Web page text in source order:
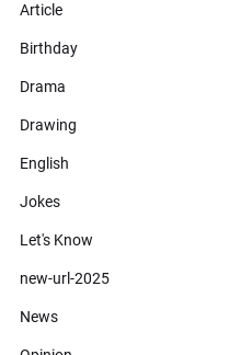
Article
Birthday
Drama
Drawing
English
Jokes
Let's Know
new-url-2025
News